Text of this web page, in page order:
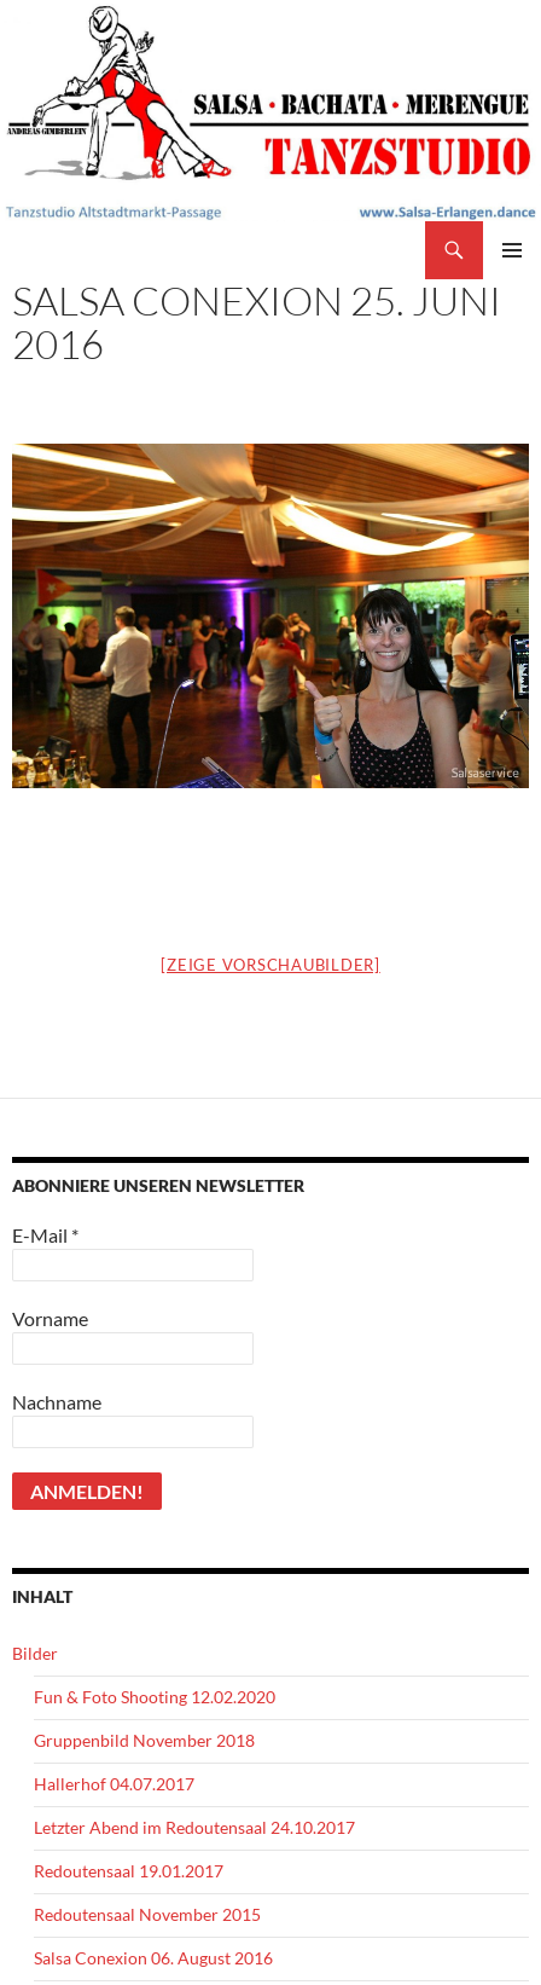
TO
CONTENT
SALSA CONEXION 25. JUNI
2016
[ZEIGE VORSCHAUBILDER]
ABONNIERE UNSEREN NEWSLETTER
E-Mail *
Vorname
Nachname
INHALT
Bilder
Fun & Foto Shooting 12.02.2020
Gruppenbild November 2018
Hallerhof 04.07.2017
Letzter Abend im Redoutensaal 24.10.2017
Redoutensaal 19.01.2017
Redoutensaal November 2015
Salsa Conexion 06. August 2016